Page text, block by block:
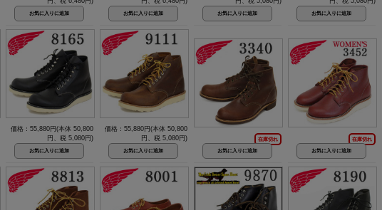
価格：55,880円(本体 50,800
円、税 5,080円)
価格：55,880円(本体 50,800
円、税 5,080円)
在庫切れ 在庫切れ